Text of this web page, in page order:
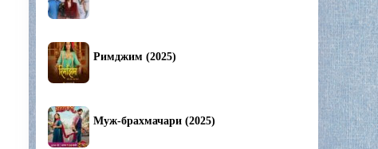
Римджим (2025)
Муж-брахмачари (2025)